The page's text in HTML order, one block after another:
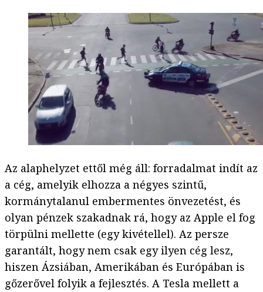
Az alaphelyzet ettől még áll: forradalmat indít az
a cég, amelyik elhozza a négyes szintű,
kormánytalanul embermentes önvezetést, és
olyan pénzek szakadnak rá, hogy az Apple el fog
törpülni mellette (egy kivétellel). Az persze
garantált, hogy nem csak egy ilyen cég lesz,
hiszen Ázsiában, Amerikában és Európában is
gőzerővel folyik a fejlesztés. A Tesla mellett a